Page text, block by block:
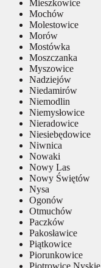
Mieszkowice
Mochów
Molestowice
Morów
Mostówka
Moszczanka
Myszowice
Nadziejów
Niedamirów
Niemodlin
Niemysłowice
Nieradowice
Niesiebędowice
Niwnica
Nowaki
Nowy Las
Nowy Świętów
Nysa
Ogonów
Otmuchów
Paczków
Pakosławice
Piątkowice
Piorunkowice
Piotrowice Nyskie